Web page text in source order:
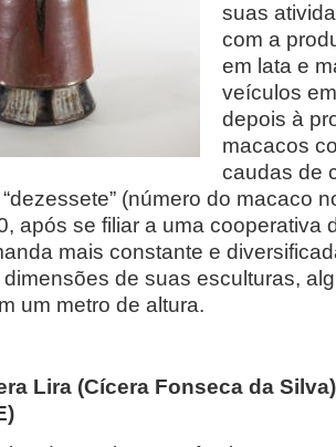
suas
com a
em lata e
veículos
depois à
macacos
caudas de
(número do macaco
após se filiar a uma cooperativa
mais constante e
de suas esculturas,
um metro de altura.
Lira (Cícera Fonseca da